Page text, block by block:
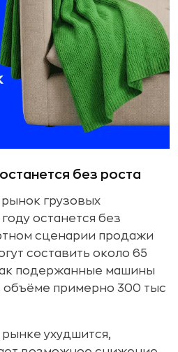
без роста
грузовых
останется без
сценарии продажи
составить около 65
подержанные машины
объёме примерно 300 тыс
ухудшится,